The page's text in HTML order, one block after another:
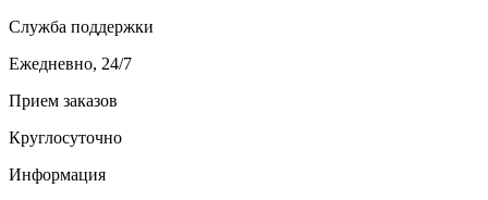
Служба поддержки
Ежедневно, 24/7
Прием заказов
Круглосуточно
Информация